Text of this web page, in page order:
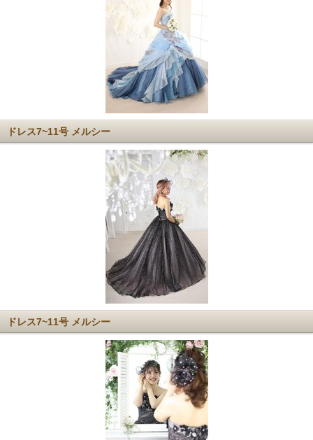
ドレス7~11号 メルシー
ドレス7~11号 メルシー